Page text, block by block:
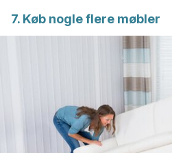
7. Køb nogle flere møbler